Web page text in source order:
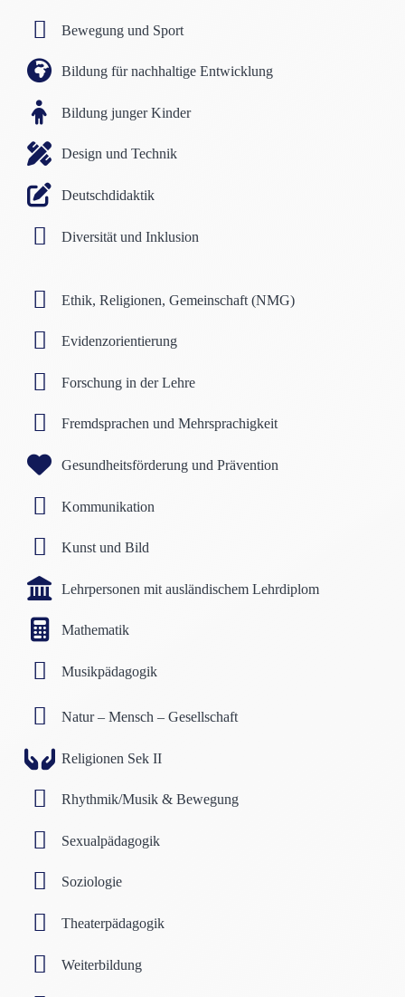
Bewegung und Sport
Bildung für nachhaltige Entwicklung
Bildung junger Kinder
Design und Technik
Deutschdidaktik
Diversität und Inklusion
Ethik, Religionen, Gemeinschaft (NMG)
Evidenzorientierung
Forschung in der Lehre
Fremdsprachen und Mehrsprachigkeit
Gesundheitsförderung und Prävention
Kommunikation
Kunst und Bild
Lehrpersonen mit ausländischem Lehrdiplom
Mathematik
Musikpädagogik
Natur – Mensch – Gesellschaft
Religionen Sek II
Rhythmik/Musik & Bewegung
Sexualpädagogik
Soziologie
Theaterpädagogik
Weiterbildung